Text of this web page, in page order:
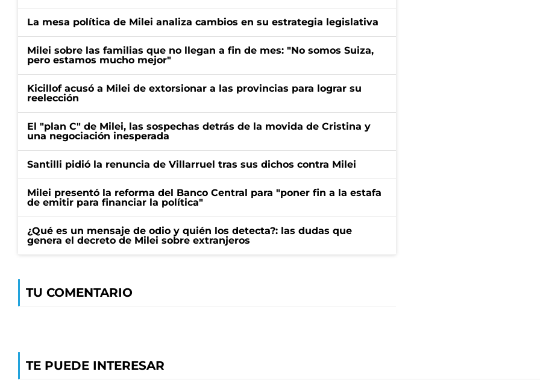
La mesa política de Milei analiza cambios en su estrategia legislativa
Milei sobre las familias que no llegan a fin de mes: "No somos Suiza,
pero estamos mucho mejor"
Kicillof acusó a Milei de extorsionar a las provincias para lograr su
reelección
El "plan C" de Milei, las sospechas detrás de la movida de Cristina y
una negociación inesperada
Santilli pidió la renuncia de Villarruel tras sus dichos contra Milei
Milei presentó la reforma del Banco Central para "poner fin a la estafa
de emitir para financiar la política"
¿Qué es un mensaje de odio y quién los detecta?: las dudas que
genera el decreto de Milei sobre extranjeros
TU COMENTARIO
TE PUEDE INTERESAR